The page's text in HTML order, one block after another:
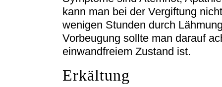
kann man bei der Vergiftung
wenigen Stunden durch
Vorbeugung sollte man darauf
einwandfreiem Zustand ist.
Erkältung